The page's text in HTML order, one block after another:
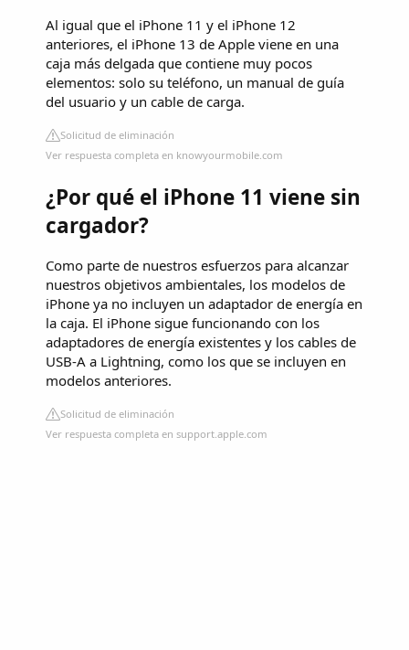
Al igual que el iPhone 11 y el iPhone 12
anteriores, el iPhone 13 de Apple viene en una
caja más delgada que contiene muy pocos
elementos: solo su teléfono, un manual de guía
del usuario y un cable de carga.
Solicitud de eliminación
Ver respuesta completa en knowyourmobile.com
¿Por qué el iPhone 11 viene sin
cargador?
Como parte de nuestros esfuerzos para alcanzar
nuestros objetivos ambientales, los modelos de
iPhone ya no incluyen un adaptador de energía en
la caja. El iPhone sigue funcionando con los
adaptadores de energía existentes y los cables de
USB-A a Lightning, como los que se incluyen en
modelos anteriores.
Solicitud de eliminación
Ver respuesta completa en support.apple.com